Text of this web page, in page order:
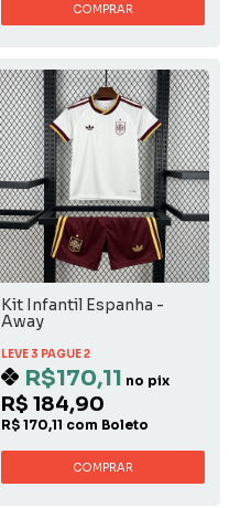
COMPRAR
Kit Infantil Espanha -
Away
LEVE 3 PAGUE 2
R$170,11 no pix
R$ 184,90
R$ 170,11 com Boleto
COMPRAR